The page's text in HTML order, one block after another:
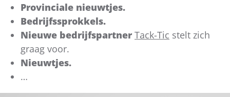
Provinciale nieuwtjes.
Bedrijfssprokkels.
Nieuwe bedrijfspartner Tack-Tic stelt zich
graag voor.
Nieuwtjes.
…